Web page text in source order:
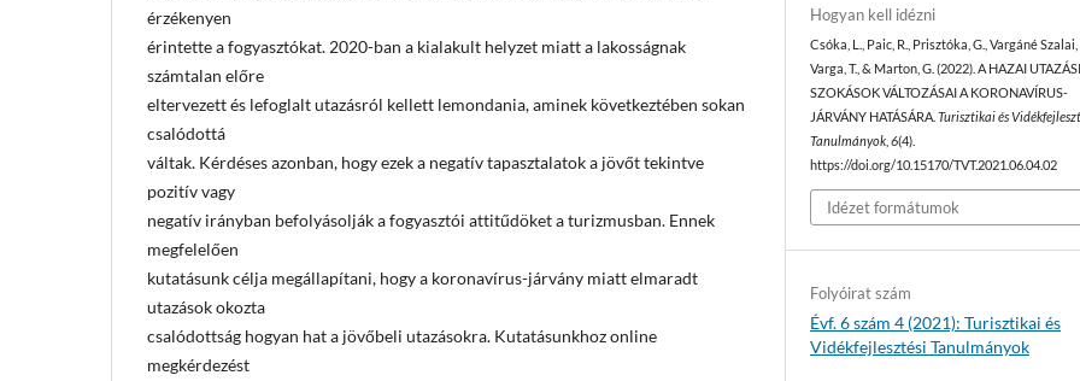
érzékenyen
érintette a fogyasztókat. 2020-ban a kialakult helyzet miatt a lakosságnak
számtalan előre
eltervezett és lefoglalt utazásról kellett lemondania, aminek következtében sokan
csalódottá
váltak. Kérdéses azonban, hogy ezek a negatív tapasztalatok a jövőt tekintve
pozitív vagy
negatív irányban befolyásolják a fogyasztói attitűdöket a turizmusban. Ennek
megfelelően
kutatásunk célja megállapítani, hogy a koronavírus-járvány miatt elmaradt
utazások okozta
csalódottság hogyan hat a jövőbeli utazásokra. Kutatásunkhoz online
megkérdezést
Hogyan kell idézni
Csóka, L., Paic, R., Prisztóka, G., Vargáné Szalai,
Varga, T., & Marton, G. (2022). A HAZAI
SZOKÁSOK VÁLTOZÁSAI A KORONAVÍRUS-
JÁRVÁNY HATÁSÁRA.Turisztikai és
Tanulmányok ,6(4).
https://doi.org/10.15170/TVT.2021.06.04.02
Idézet formátumok
Folyóirat szám
Évf. 6 szám 4 (2021): Turisztikai és
Vidékfejlesztési Tanulmányok